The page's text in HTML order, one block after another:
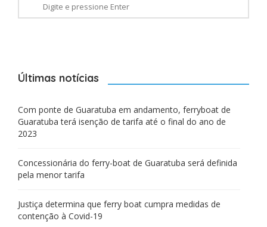
Últimas notícias
Com ponte de Guaratuba em andamento, ferryboat de
Guaratuba terá isenção de tarifa até o final do ano de
2023
Concessionária do ferry-boat de Guaratuba será definida
pela menor tarifa
Justiça determina que ferry boat cumpra medidas de
contenção à Covid-19